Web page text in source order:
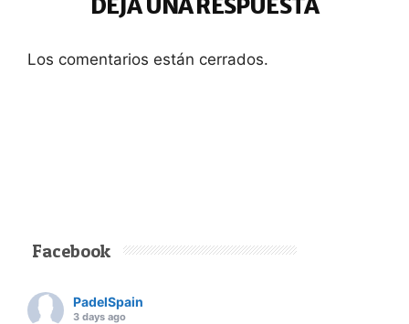
Los comentarios están cerrados.
Facebook
PadelSpain
3 days ago